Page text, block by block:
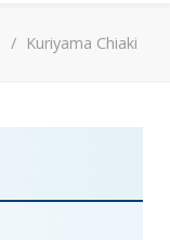
Kuriyama Chiaki